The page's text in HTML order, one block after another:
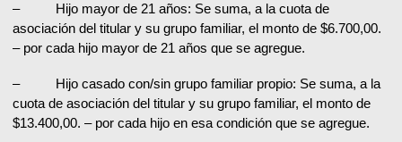
– Hijo mayor de 21 años: Se suma, a la cuota de
asociación del titular y su grupo familiar, el monto de $6.700,00.
– por cada hijo mayor de 21 años que se agregue.
– Hijo casado con/sin grupo familiar propio: Se suma, a la
cuota de asociación del titular y su grupo familiar, el monto de
$13.400,00. – por cada hijo en esa condición que se agregue.